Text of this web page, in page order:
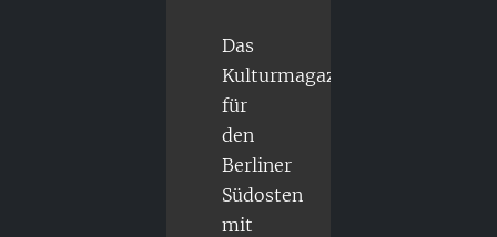
Das
Kulturmagazin
für
den
Berliner
Südosten
mit